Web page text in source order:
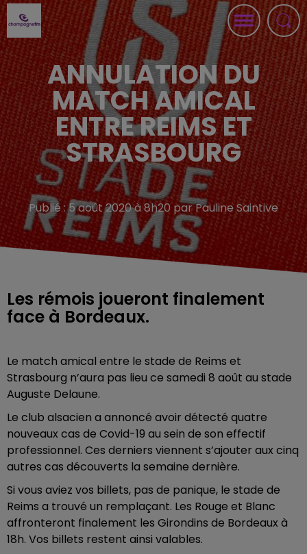
ANNULATION DU
MATCH AMICAL
ENTRE REIMS ET
STRASBOURG
Publié : 5 août 2020 à 8h20 par Pauline Saintive
Les rémois joueront finalement
face à Bordeaux.
Le match amical entre le stade de Reims et
Strasbourg n’aura pas lieu ce samedi 8 août au stade
Auguste Delaune.
Le club alsacien a annoncé avoir détecté quatre
nouveaux cas de Covid-19 au sein de son effectif
professionnel. Ces derniers viennent s’ajouter aux cinq
autres cas découverts la semaine dernière.
Si vous aviez vos billets, pas de panique, le stade de
Reims a trouvé un remplaçant. Les Rouge et Blanc
affronteront finalement les Girondins de Bordeaux à
18h. Vos billets restent ainsi valables.